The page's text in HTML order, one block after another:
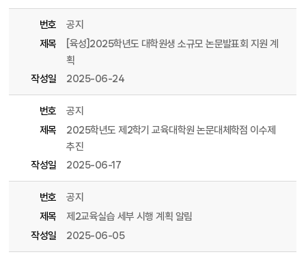
번호
공지
제목
[육성]2025학년도 대학원생 소규모 논문발표회 지원 계
획
작성일
2025-06-24
번호
공지
제목
2025학년도 제2학기 교육대학원 논문대체학점 이수제
추진
작성일
2025-06-17
번호
공지
제목
제2교육실습 세부 시행 계획 알림
작성일
2025-06-05